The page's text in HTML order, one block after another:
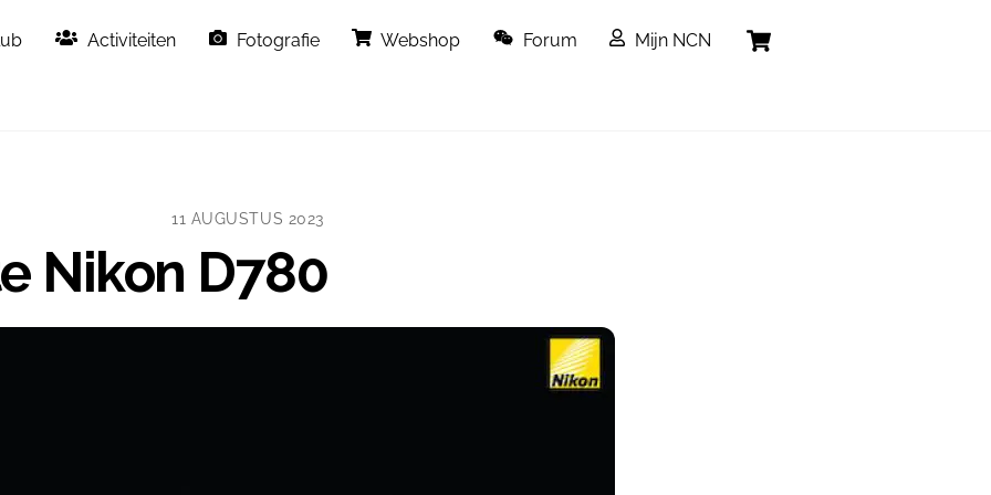
Activiteiten Fotografie Webshop Forum Mijn NCN
11 AUGUSTUS 2023
Nikon D780
To